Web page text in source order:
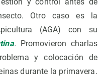
Otro caso es la
(AGA) con su
. Promovieron charlas
y colocación de
durante la primavera.